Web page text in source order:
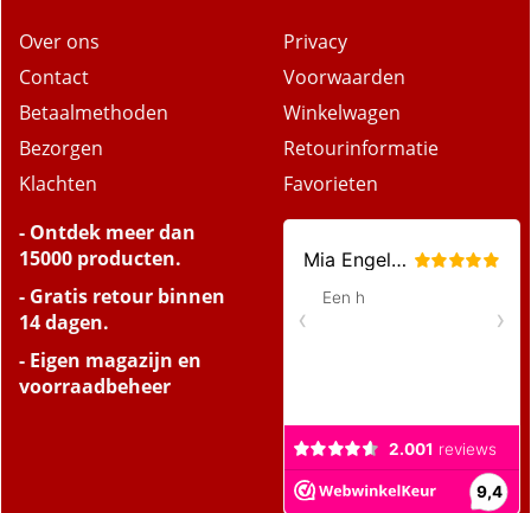
Over ons
Contact
Betaalmethoden
Bezorgen
Klachten
Privacy
Voorwaarden
Winkelwagen
Retourinformatie
Favorieten
- Ontdek meer dan
15000 producten.
- Gratis retour binnen
14 dagen.
- Eigen magazijn en
voorraadbeheer